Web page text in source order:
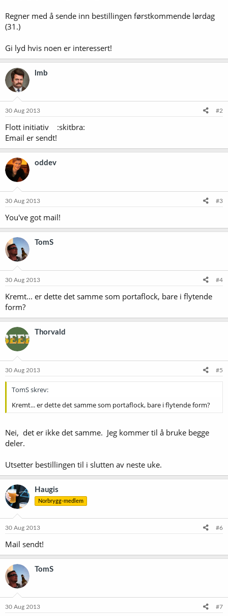
Regner med å sende inn bestillingen førstkommende lørdag
(31.)
Gi lyd hvis noen er interessert!
lmb
30 Aug 2013 #2
Flott initiativ :skitbra:
Email er sendt!
oddev
30 Aug 2013 #3
You've got mail!
TomS
30 Aug 2013 #4
Kremt... er dette det samme som portaflock, bare i flytende
form?
Thorvald
30 Aug 2013 #5
TomS skrev:
Kremt... er dette det samme som portaflock, bare i flytende form?
Nei, det er ikke det samme. Jeg kommer til å bruke begge
deler.
Utsetter bestillingen til i slutten av neste uke.
Haugis
Norbrygg-medlem
30 Aug 2013 #6
Mail sendt!
TomS
30 Aug 2013 #7